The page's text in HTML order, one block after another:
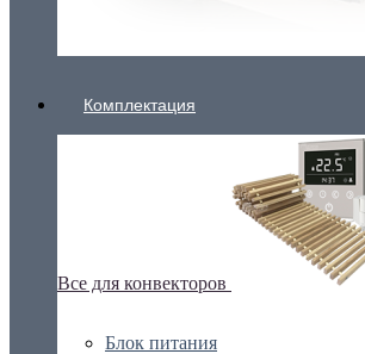
Комплектация
Все для конвекторов
Блок питания